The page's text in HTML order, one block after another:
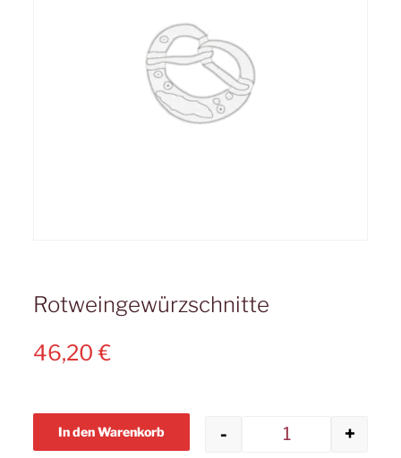
Rotweingewürzschnitte
46,20€
- +
In den Warenkorb